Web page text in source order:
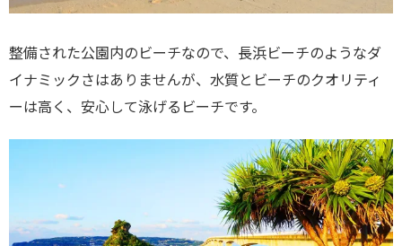
整備された公園内のビーチなので、長浜ビーチのようなダ
イナミックさはありませんが、水質とビーチのクオリティ
ーは高く、安心して泳げるビーチです。